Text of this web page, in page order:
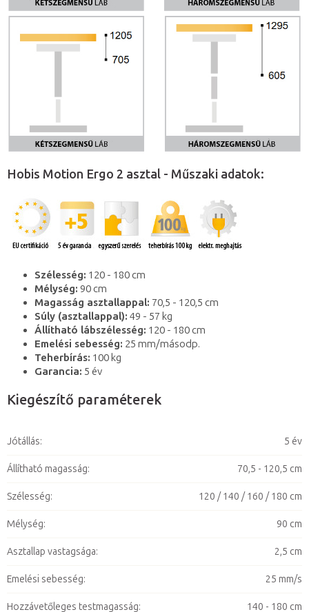
Hobis Motion Ergo 2 asztal - Műszaki adatok:
Szélesség: 120 - 180 cm
Mélység: 90 cm
Magasság asztallappal: 70,5 - 120,5 cm
Súly (asztallappal): 49 - 57 kg
Állítható lábszélesség: 120 - 180 cm
Emelési sebesség: 25 mm/másodp.
Teherbírás: 100 kg
Garancia: 5 év
Kiegészítő paraméterek
Jótállás: 5 év
Állítható magasság: 70,5 - 120,5 cm
Szélesség: 120 / 140 / 160 / 180 cm
Mélység: 90 cm
Asztallap vastagsága: 2,5 cm
Emelési sebesség: 25 mm/s
Hozzávetőleges testmagasság: 140 - 180 cm